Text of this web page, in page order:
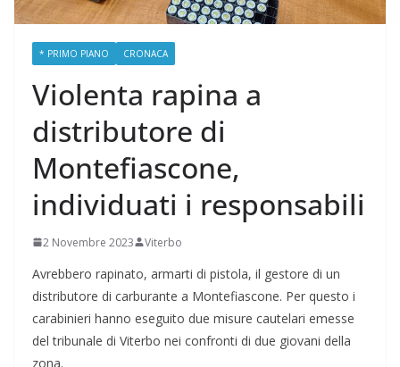
* PRIMO PIANO CRONACA
Violenta rapina a
distributore di
Montefiascone,
individuati i responsabili
2 Novembre 2023 Viterbo
Avrebbero rapinato, armarti di pistola, il gestore di un
distributore di carburante a Montefiascone. Per questo i
carabinieri hanno eseguito due misure cautelari emesse
del tribunale di Viterbo nei confronti di due giovani della
zona.